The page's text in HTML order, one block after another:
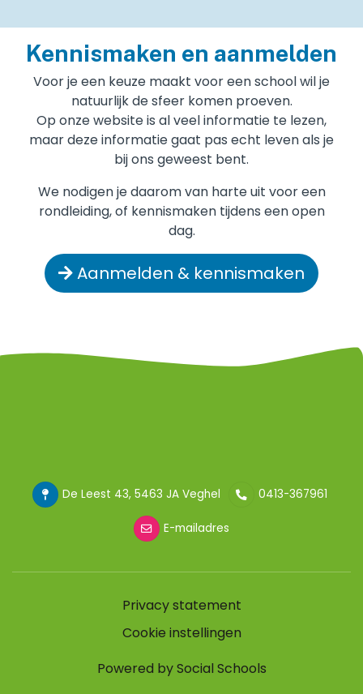
Kennismaken en aanmelden
Voor je een keuze maakt voor een school wil je
natuurlijk de sfeer komen proeven.
Op onze website is al veel informatie te lezen,
maar deze informatie gaat pas echt leven als je
bij ons geweest bent.
We nodigen je daarom van harte uit voor een
rondleiding, of kennismaken tijdens een open
dag.
Aanmelden & kennismaken
De Leest 43, 5463 JA Veghel 0413-367961
E-mailadres
Privacy statement
Cookie instellingen
Powered bySocial Schools